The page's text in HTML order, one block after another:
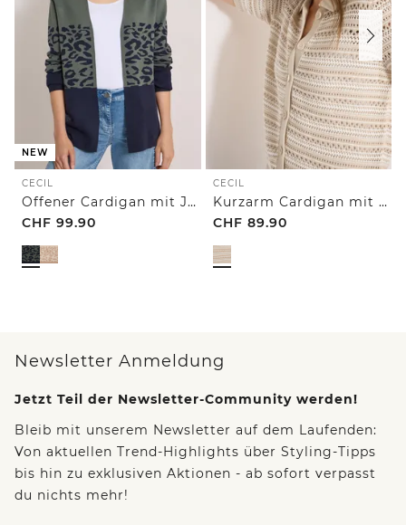
NEW
CECIL
Offener Cardigan mit Jacquard-Muster
CHF 99.90
CECIL
Kurzarm Cardigan mit Polokragen
CHF 89.90
Newsletter Anmeldung
Jetzt Teil der Newsletter-Community werden!
Bleib mit unserem Newsletter auf dem Laufenden:
Von aktuellen Trend-Highlights über Styling-Tipps
bis hin zu exklusiven Aktionen - ab sofort verpasst
du nichts mehr!